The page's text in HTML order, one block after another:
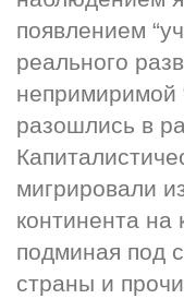
появлением
реального
непримиримой
разошлись в
мигрировали
континента на
подминая под
страны и